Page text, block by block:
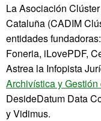
La Asociación
Cataluña (CADIM
entidades
Foneria, iLovePDF,
Astrea la Infopista
Archivística y
DesideDatum Data
y Vidimus.